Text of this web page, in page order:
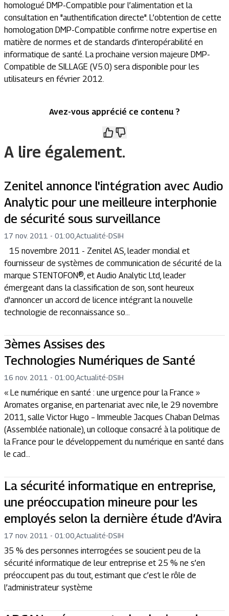
homologué DMP-Compatible pour l’alimentation et la
consultation en "authentification directe". L’obtention de cette
homologation DMP-Compatible confirme notre expertise en
matière de normes et de standards d’interopérabilité en
informatique de santé. La prochaine version majeure DMP-
Compatible de SILLAGE (V5.0) sera disponible pour les
utilisateurs en février 2012.
Avez-vous apprécié ce contenu ?
A lire également.
Zenitel annonce l'intégration avec Audio
Analytic pour une meilleure interphonie
de sécurité sous surveillance
17 nov. 2011 - 01:00 Actualité-DSIH
15 novembre 2011 - Zenitel AS, leader mondial et
fournisseur de systèmes de communication de sécurité de la
marque STENTOFON®, et Audio Analytic Ltd, leader
émergeant dans la classification de son, sont heureux
d'annoncer un accord de licence intégrant la nouvelle
technologie de reconnaissance so...
3èmes Assises des
Technologies Numériques de Santé
16 nov. 2011 - 01:00 Actualité-DSIH
« Le numérique en santé : une urgence pour la France »
Aromates organise, en partenariat avec nile, le 29 novembre
2011, salle Victor Hugo – Immeuble Jacques Chaban Delmas
(Assemblée nationale), un colloque consacré à la politique de
la France pour le développement du numérique en santé dans
le cad...
La sécurité informatique en entreprise,
une préoccupation mineure pour les
employés selon la dernière étude d’Avira
17 nov. 2011 - 01:00 Actualité-DSIH
35 % des personnes interrogées se soucient peu de la
sécurité informatique de leur entreprise et 25 % ne s’en
préoccupent pas du tout, estimant que c’est le rôle de
l’administrateur système